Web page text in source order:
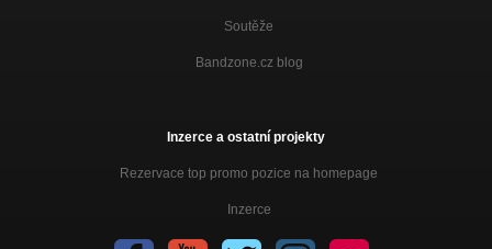
Soutěže
Bandzone.cz blog
Inzerce a ostatní projekty
Rezervace top promo pozice na homepage
Inzerce